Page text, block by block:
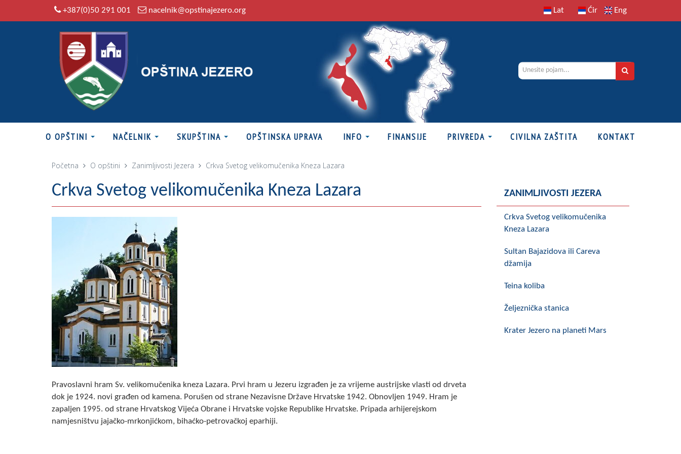
+387(0)50 291 001 nacelnik@opstinajezero.org Lat Ćir Eng
O OPŠTINI NAČELNIK SKUPŠTINA OPŠTINSKA UPRAVA INFO FINANSIJE PRIVREDA CIVILNA ZAŠTITA KONTAKT
Početna O opštini Zanimljivosti Jezera Crkva Svetog velikomučenika Kneza Lazara
Crkva Svetog velikomučenika Kneza Lazara
Pravoslavni hram Sv. velikomučenika kneza Lazara. Prvi hram u Jezeru izgrađen je za vrijeme austrijske vlasti od drveta
dok je 1924. novi građen od kamena. Porušen od strane Nezavisne Države Hrvatske 1942. Obnovljen 1949. Hram je
zapaljen 1995. od strane Hrvatskog Vijeća Obrane i Hrvatske vojske Republike Hrvatske. Pripada arhijerejskom
namjesništvu jajačko-mrkonjićkom, bihaćko-petrovačkoj eparhiji.
ZANIMLJIVOSTI JEZERA
Crkva Svetog velikomučenika
Kneza Lazara
Sultan Bajazidova ili Careva
džamija
Teina koliba
Željeznička stanica
Krater Jezero na planeti Mars